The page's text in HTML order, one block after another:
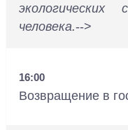
человека.-->
16:00
Возвращение в